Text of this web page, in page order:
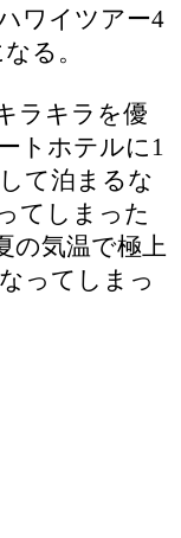
ワイツアー4
る。
ラキラを優
トホテルに1
て泊まるな
てしまった
の気温で極上
ってしまっ